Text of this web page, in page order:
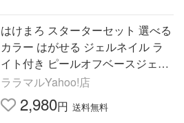
はけまろ スターターセット 選べる
カラー はがせる ジェルネイル ラ
イト付き ピールオフベースジェル
ジェル ピールオフ ネイル hakemar
o
ララマルYahoo!店
2,980円 送料無料